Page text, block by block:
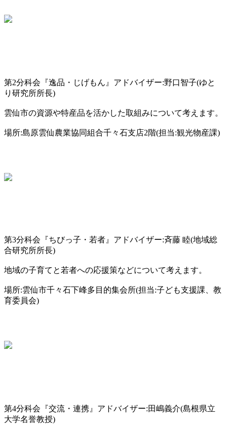
第2分科会『逸品・じげもん』アドバイザー:野口智子(ゆと
り研究所所長)
雲仙市の資源や特産品を活かした取組みについて考えます。
場所:島原雲仙農業協同組合千々石支店2階(担当:観光物産課)
第3分科会『ちびっ子・若者』アドバイザー:斉藤 睦(地域総
合研究所所長)
地域の子育てと若者への応援策などについて考えます。
場所:雲仙市千々石下峰多目的集会所(担当:子ども支援課、教
育委員会)
第4分科会『交流・連携』アドバイザー:田嶋義介(島根県立
大学名誉教授)